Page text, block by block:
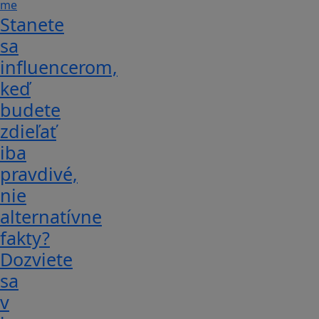
Stanete
sa
influencerom,
keď
budete
zdieľať
iba
pravdivé,
nie
alternatívne
fakty?
Dozviete
sa
v